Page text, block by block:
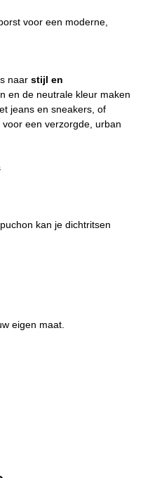
voor een moderne,
naar stijl en
en de neutrale kleur maken
jeans en sneakers, of
een verzorgde, urban
kan je dichtritsen
eigen maat.